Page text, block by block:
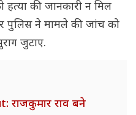
की जानकारी न मिल
पुलिस ने मामले की जांच को
जुटाए.
राजकुमार राव बने